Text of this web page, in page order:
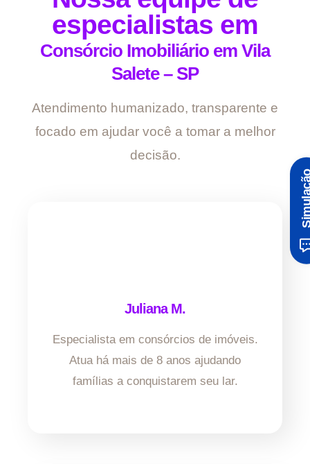
especialistas em
Consórcio Imobiliário em Vila
Salete – SP
Atendimento humanizado, transparente e
focado em ajudar você a tomar a melhor
decisão.
Juliana M.
Especialista em consórcios de imóveis.
Atua há mais de 8 anos ajudando
famílias a conquistarem seu lar.